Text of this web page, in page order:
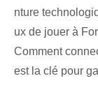
nture
ux de jouer⁢ à
Comment
est la clé pour